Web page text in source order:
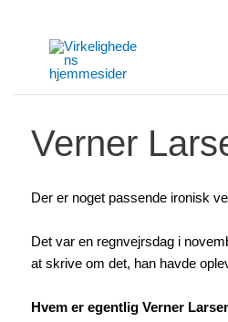
indholdet
Verner
Der er noget passende ironisk
Det var en regnvejrsdag i
at skrive om det, han havde
Hvem er egentlig Verner